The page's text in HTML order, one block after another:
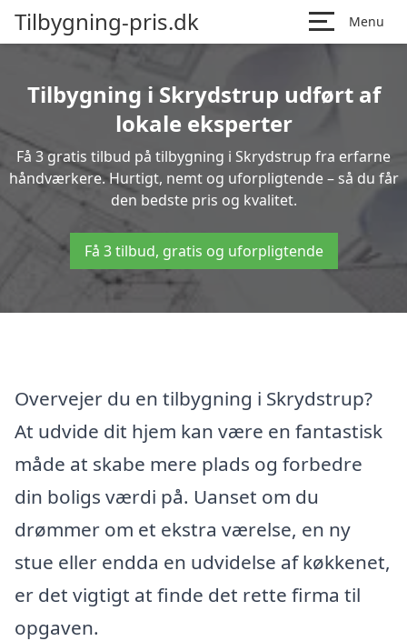
Tilbygning-pris.dk Menu
Tilbygning i Skrydstrup udført af
lokale eksperter
Få 3 gratis tilbud på tilbygning i Skrydstrup fra erfarne
håndværkere. Hurtigt, nemt og uforpligtende – så du får
den bedste pris og kvalitet.
Få 3 tilbud, gratis og uforpligtende
Overvejer du en tilbygning i Skrydstrup?
At udvide dit hjem kan være en fantastisk
måde at skabe mere plads og forbedre
din boligs værdi på. Uanset om du
drømmer om et ekstra værelse, en ny
stue eller endda en udvidelse af køkkenet,
er det vigtigt at finde det rette firma til
opgaven.